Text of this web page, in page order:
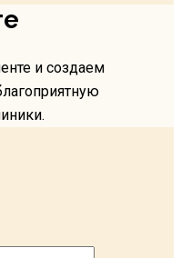
и создаем